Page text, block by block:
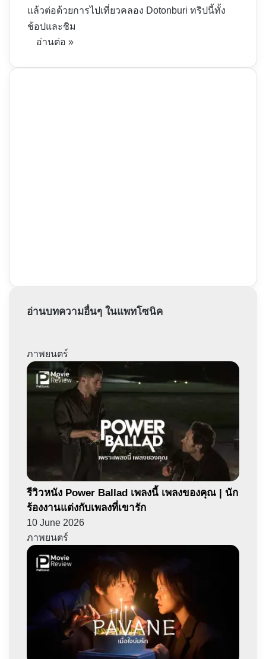
แล้วต่อด้วยการไปเที่ยวคลอง Dotonburi ทริปนี้ทั้ง
ช้อปและชิม
อ่านต่อ »
อ่านบทความอื่นๆ ในแพทโซนิค
ภาพยนตร์
รีวิวหนัง Power Ballad เพลงนี้ เพลงของคุณ | นัก
ร้องงานแต่งกับเพลงที่เขารัก
10 June 2026
ภาพยนตร์